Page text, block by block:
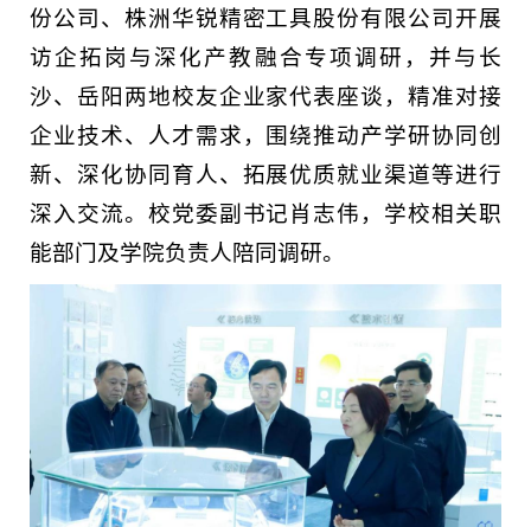
份公司、株洲华锐精密工具股份有限公司开展
访企拓岗与深化产教融合专项调研，并与长
沙、岳阳两地校友企业家代表座谈，精准对接
企业技术、人才需求，围绕推动产学研协同创
新、深化协同育人、拓展优质就业渠道等进行
深入交流。校党委副书记肖志伟，学校相关职
能部门及学院负责人陪同调研。